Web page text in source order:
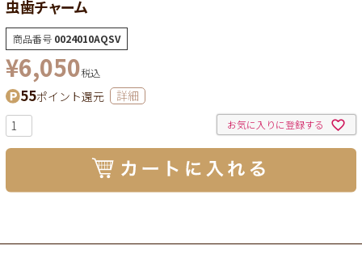
虫歯チャーム
商品番号 0024010AQSV
¥6,050税込
55ポイント還元 詳細
お気に入りに登録する